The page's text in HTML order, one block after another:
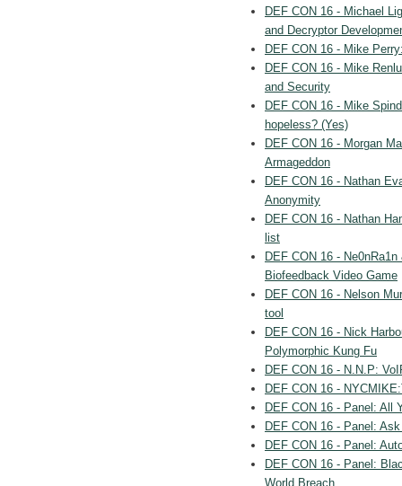
DEF CON 16 - Michael
and Decryptor
DEF CON 16 - Mike
DEF CON 16 - Mike
and Security
DEF CON 16 - Mike
hopeless? (Yes)
DEF CON 16 - Morgan
Armageddon
DEF CON 16 - Nathan
Anonymity
DEF CON 16 - Nathan
list
DEF CON 16 -
Biofeedback Video Game
DEF CON 16 - Nelson
tool
DEF CON 16 - Nick
Polymorphic Kung Fu
DEF CON 16 - N.N.P:
DEF CON 16 -
DEF CON 16 - Panel: All
DEF CON 16 - Panel:
DEF CON 16 - Panel:
DEF CON 16 - Panel:
World Breach